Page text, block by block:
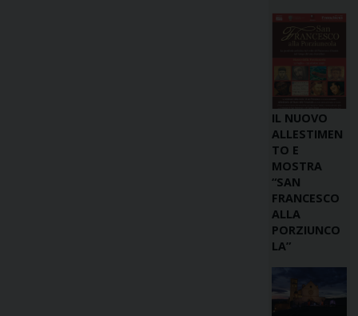
IL NUOVO
ALLESTIMEN
TO E
MOSTRA
“SAN
FRANCESCO
ALLA
PORZIUNCO
LA”